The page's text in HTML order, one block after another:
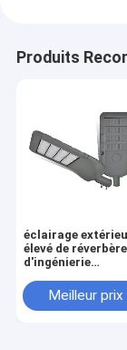
Produits
éclairage
élevé de réverbère
d'ingénierie
de 100w 200w
Polonais
Meilleur prix